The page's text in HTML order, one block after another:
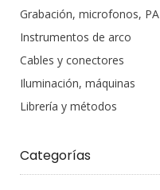
Grabación, microfonos, PA
Instrumentos de arco
Cables y conectores
Iluminación, máquinas
Librería y métodos
Categorías